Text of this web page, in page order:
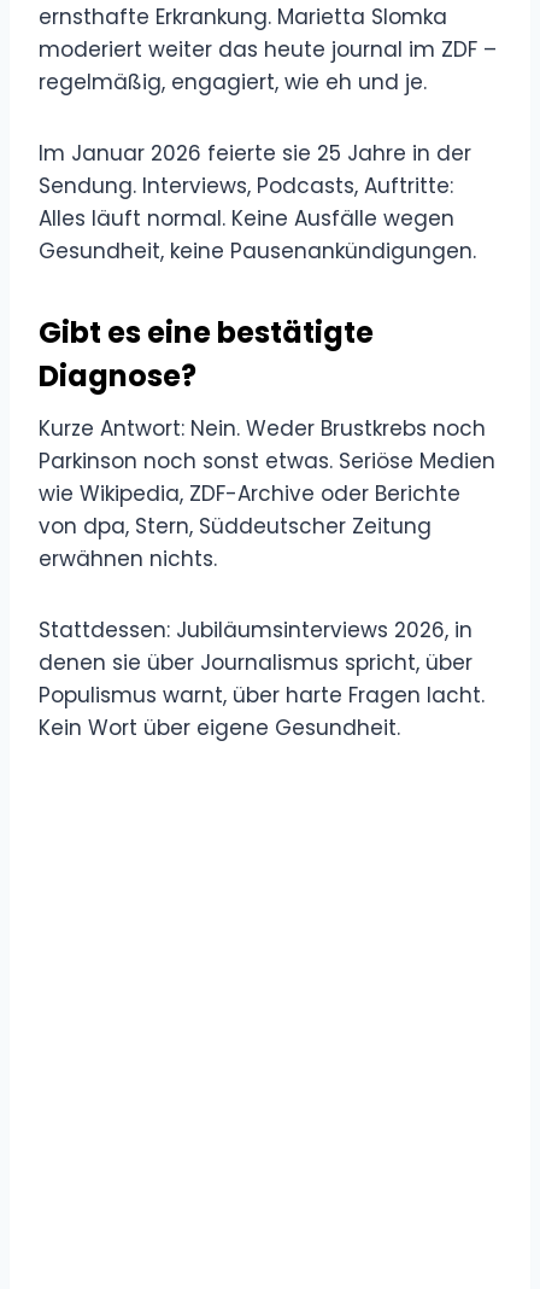
ernsthafte Erkrankung. Marietta Slomka
moderiert weiter das heute journal im ZDF –
regelmäßig, engagiert, wie eh und je.
Im Januar 2026 feierte sie 25 Jahre in der
Sendung. Interviews, Podcasts, Auftritte:
Alles läuft normal. Keine Ausfälle wegen
Gesundheit, keine Pausenankündigungen.
Gibt es eine bestätigte
Diagnose?
Kurze Antwort: Nein. Weder Brustkrebs noch
Parkinson noch sonst etwas. Seriöse Medien
wie Wikipedia, ZDF-Archive oder Berichte
von dpa, Stern, Süddeutscher Zeitung
erwähnen nichts.
Stattdessen: Jubiläumsinterviews 2026, in
denen sie über Journalismus spricht, über
Populismus warnt, über harte Fragen lacht.
Kein Wort über eigene Gesundheit.